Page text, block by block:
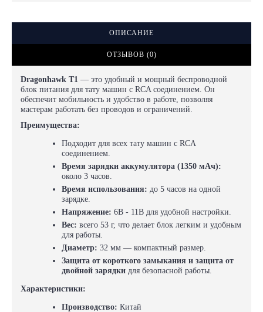
ОПИСАНИЕ
ОТЗЫВОВ (0)
Dragonhawk T1 — это удобный и мощный беспроводной
блок питания для тату машин с RCA соединением. Он
обеспечит мобильность и удобство в работе, позволяя
мастерам работать без проводов и ограничений.
Преимущества:
Подходит для всех тату машин с RCA
соединением.
Время зарядки аккумулятора (1350 мАч):
около 3 часов.
Время использования: до 5 часов на одной
зарядке.
Напряжение: 6В - 11В для удобной настройки.
Вес: всего 53 г, что делает блок легким и удобным
для работы.
Диаметр: 32 мм — компактный размер.
Защита от короткого замыкания и защита от
двойной зарядки для безопасной работы.
Характеристики:
Производство: Китай